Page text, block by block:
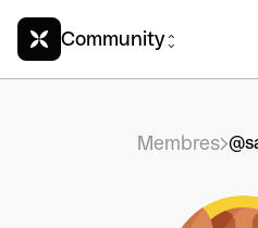
Community
Membres